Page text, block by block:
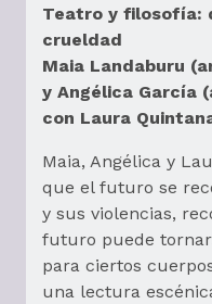
Teatro y filosofía:
crueldad
Maia Landaburu
y Angélica García
con Laura
Maia, Angélica y
que el futuro se
y sus violencias,
futuro puede
para ciertos
una lectura